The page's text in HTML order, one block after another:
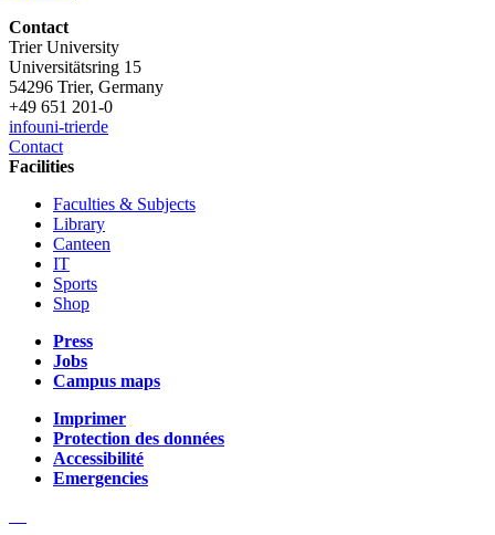
Contact
Trier University
Universitätsring 15
54296 Trier, Germany
+49 651 201-0
infouni-trierde
Contact
Facilities
Faculties & Subjects
Library
Canteen
IT
Sports
Shop
Press
Jobs
Campus maps
Imprimer
Protection des données
Accessibilité
Emergencies